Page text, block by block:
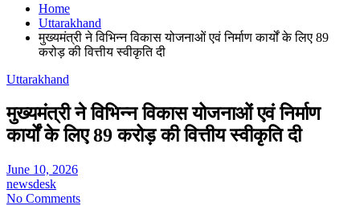
Home
Uttarakhand
मुख्यमंत्री ने विभिन्न विकास योजनाओं एवं निर्माण कार्यों के लिए 89
करोड़ की वित्तीय स्वीकृति दी
Uttarakhand
मुख्यमंत्री ने विभिन्न विकास योजनाओं एवं निर्माण
कार्यों के लिए 89 करोड़ की वित्तीय स्वीकृति दी
June 10, 2026
newsdesk
No Comments